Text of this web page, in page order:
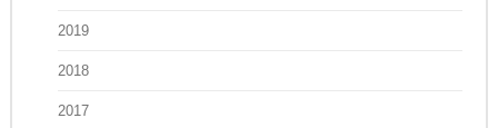
2019
2018
2017